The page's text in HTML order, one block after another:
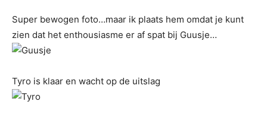
Super bewogen foto…maar ik plaats hem omdat je kunt
zien dat het enthousiasme er af spat bij Guusje…
Tyro is klaar en wacht op de uitslag